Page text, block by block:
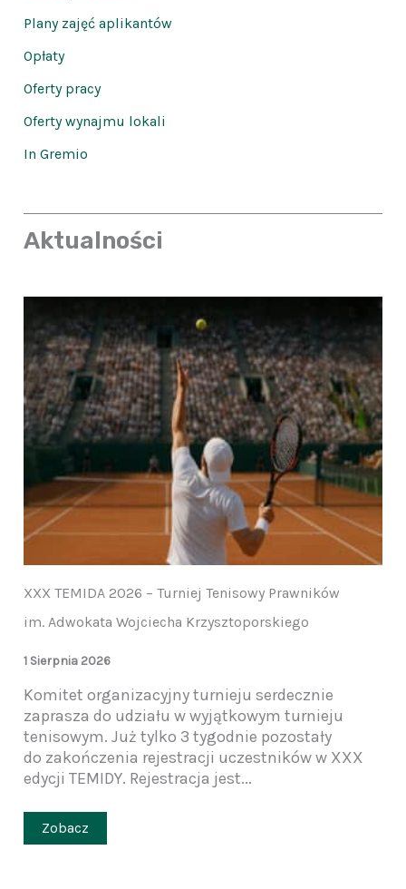
Plany zajęć aplikantów
Opłaty
Oferty pracy
Oferty wynajmu lokali
In Gremio
Aktualności
XXX TEMIDA 2026 – Turniej Tenisowy Prawników
im. Adwokata Wojciecha Krzysztoporskiego
1 Sierpnia 2026
Komitet organizacyjny turnieju serdecznie
zaprasza do udziału w wyjątkowym turnieju
tenisowym. Już tylko 3 tygodnie pozostały
do zakończenia rejestracji uczestników w XXX
edycji TEMIDY. Rejestracja jest...
Zobacz